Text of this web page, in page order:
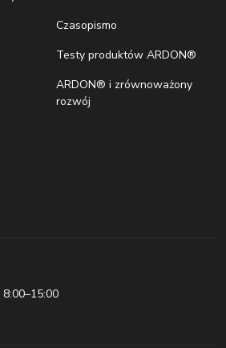
Czasopismo
Testy produktów ARDON®
ARDON® i zrównoważony
rozwój